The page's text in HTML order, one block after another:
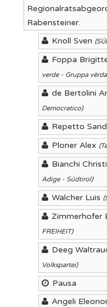
Rabensteiner.
Knoll Sven
Foppa
verde - Gruppa
de Bertolini
Democratico)
Repetto
Ploner Alex
Bianchi
Adige - Südtirol)
Walcher Luis
Zimmerhofer
FREIHEIT)
Deeg
Volkspartei)
Pausa
Angeli